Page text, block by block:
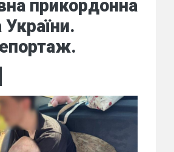
прикордонна